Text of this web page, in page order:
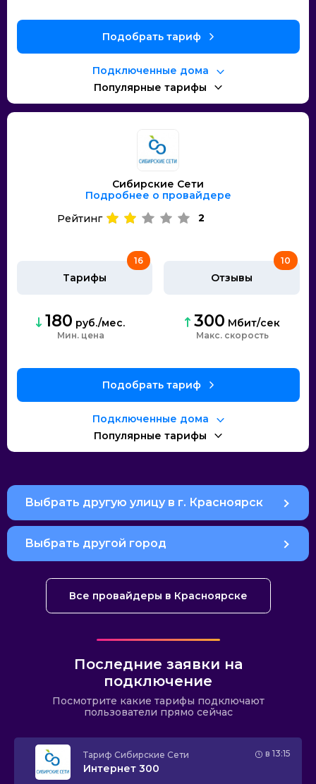
Подобрать тариф
Подключенные дома
Популярные тарифы
Сибирские Сети
Подробнее о провайдере
Рейтинг
2
Тарифы
16
Отзывы
10
180 руб./мес.
Мин. цена
300 Мбит/сек
Макс. скорость
Подобрать тариф
Подключенные дома
Популярные тарифы
Выбрать другую улицу в г. Красноярск
Выбрать другой город
Все провайдеры в Красноярске
Последние заявки на
подключение
Посмотрите какие тарифы подключают
пользователи прямо сейчас
в 13:15
Тариф Сибирские Сети
Интернет 300